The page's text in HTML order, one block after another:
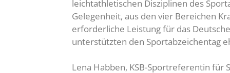
leichtathletischen Disziplinen des
Gelegenheit, aus den vier Bereichen
erforderliche Leistung für das
unterstützten den Sportabzeichentag
Lena Habben, KSB-Sportreferentin für